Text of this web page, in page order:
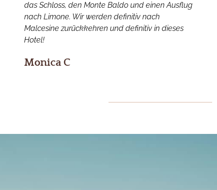
das Schloss, den Monte Baldo und einen Ausflug
nach Limone. Wir werden definitiv nach
Malcesine zurückkehren und definitiv in dieses
Hotel!
Monica C